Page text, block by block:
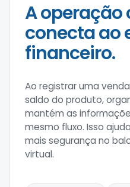
A operação
conecta ao
financeiro.
Ao registrar uma
saldo do produto,
mantém as
mesmo fluxo. Isso
mais segurança no
virtual.